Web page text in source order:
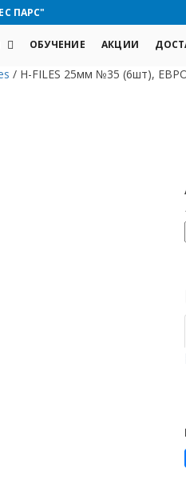
ПАРС"
ОБУЧЕНИЕ АКЦИИ
/ Н-FILES 25мм №35 (6шт),